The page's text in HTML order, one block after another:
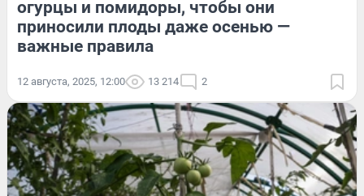
огурцы и помидоры, чтобы они
приносили плоды даже осенью —
важные правила
12 августа, 2025, 12:00 13 214 2